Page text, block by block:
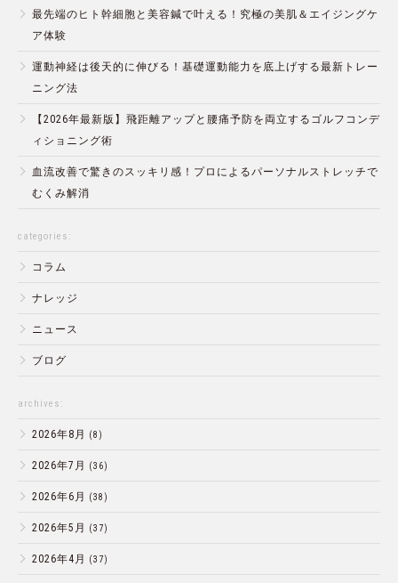
最先端のヒト幹細胞と美容鍼で叶える！究極の美肌＆エイジングケ
ア体験
運動神経は後天的に伸びる！基礎運動能力を底上げする最新トレー
ニング法
【2026年最新版】飛距離アップと腰痛予防を両立するゴルフコンデ
ィショニング術
血流改善で驚きのスッキリ感！プロによるパーソナルストレッチで
むくみ解消
categories:
コラム
ナレッジ
ニュース
ブログ
archives:
2026年8月 (8)
2026年7月 (36)
2026年6月 (38)
2026年5月 (37)
2026年4月 (37)